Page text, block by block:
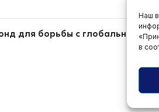
Наш
в
для борьбы с глобальным